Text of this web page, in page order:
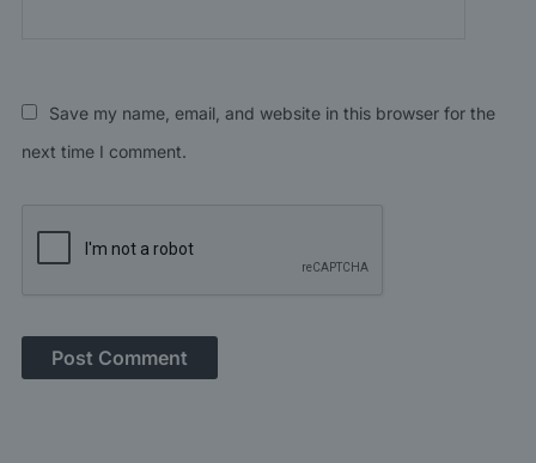
Save my name, email, and website in this browser for the
next time I comment.